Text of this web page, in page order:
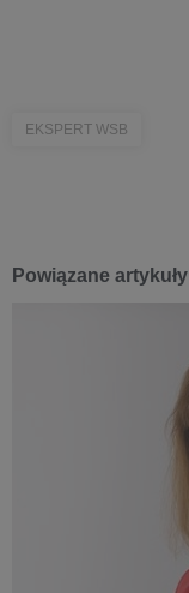
EKSPERT WSB
Powiązane artykuły